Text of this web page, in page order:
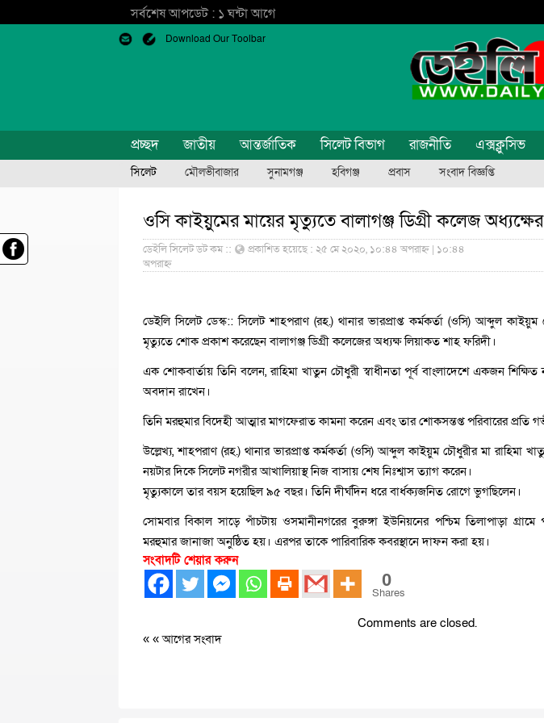
সর্বশেষ আপডেট : ১ ঘন্টা আগে
Download Our Toolbar
প্রচ্ছদ জাতীয় আন্তর্জাতিক সিলেট বিভাগ রাজনীতি এক্সক্লুসিভ
সিলেট মৌলভীবাজার সুনামগঞ্জ হবিগঞ্জ প্রবাস সংবাদ বিজ্ঞপ্তি
ওসি কাইয়ুমের মায়ের মৃত্যুতে বালাগঞ্জ ডিগ্রী কলেজ
ডেইলি সিলেট ডট কম ::
প্রকাশিত হয়েছে : ২৫ মে ২০২০, ১০:৪৪ অপরাহ্ন | ১০:৪৪
অপরাহ্ন
ডেইলি সিলেট ডেস্ক:: সিলেট শাহপরাণ (রহ.) থানার ভারপ্রাপ্ত কর্মকর্তা (ওসি) আব্দুল
মৃত্যুতে শোক প্রকাশ করেছেন বালাগঞ্জ ডিগ্রী কলেজের অধ্যক্ষ লিয়াকত শাহ ফরিদী।
এক শোকবার্তায় তিনি বলেন, রাহিমা খাতুন চৌধুরী স্বাধীনতা পূর্ব বাংলাদেশে একজন শিক্ষিত
অবদান রাখেন।
তিনি মরহুমার বিদেহী আত্মার মাগফেরাত কামনা করেন এবং তার শোকসন্তপ্ত পরিবারের প্রতি
উল্লেখ্য, শাহপরাণ (রহ.) থানার ভারপ্রাপ্ত কর্মকর্তা (ওসি) আব্দুল কাইয়ুম চৌধুরীর মা
নয়টার দিকে সিলেট নগরীর আখালিয়াস্থ নিজ বাসায় শেষ নিঃশ্বাস ত্যাগ করেন।
মৃত্যুকালে তার বয়স হয়েছিল ৯৫ বছর। তিনি দীর্ঘদিন ধরে বার্ধক্যজনিত রোগে ভুগছিলেন।
সোমবার বিকাল সাড়ে পাঁচটায় ওসমানীনগরের বুরুঙ্গা ইউনিয়নের পশ্চিম তিলাপাড়া গ্রামে
মরহুমার জানাজা অনুষ্ঠিত হয়। এরপর তাকে পারিবারিক কবরস্থানে দাফন করা হয়।
সংবাদটি শেয়ার করুন
0
Shares
Comments are closed.
« «আগের সংবাদ